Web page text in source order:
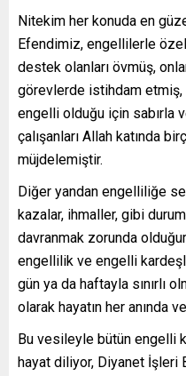
Nitekim her konuda en
Efendimiz, engellilerle
destek olanları övmüş,
görevlerde istihdam
engelli olduğu için sabırla
çalışanları Allah katında
müjdelemiştir.
Diğer yandan engelliliğe
kazalar, ihmaller, gibi
davranmak zorunda
engellilik ve engelli
gün ya da haftayla sınırlı
olarak hayatın her anında
Bu vesileyle bütün engelli
hayat diliyor, Diyanet İşleri